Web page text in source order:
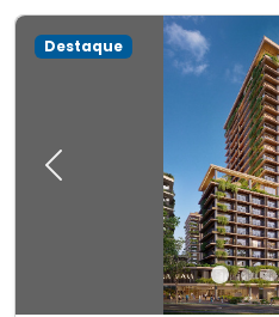
Previous
Destaque